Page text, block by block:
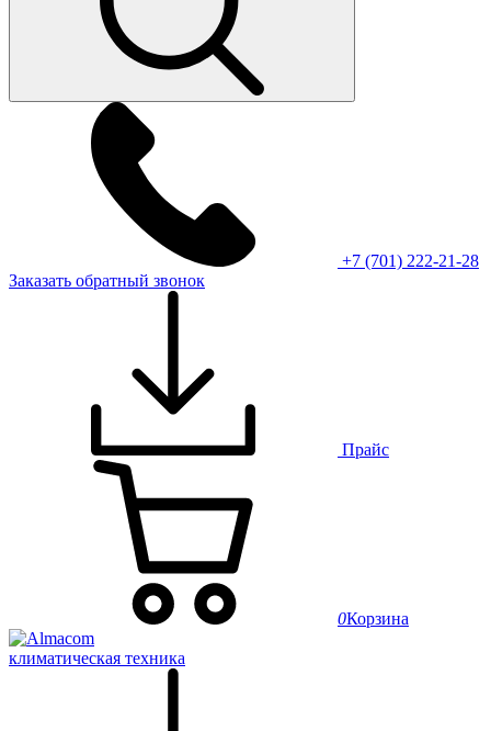
+7 (701) 222-21-28
Заказать обратный звонок
Прайс
0Корзина
климатическая техника